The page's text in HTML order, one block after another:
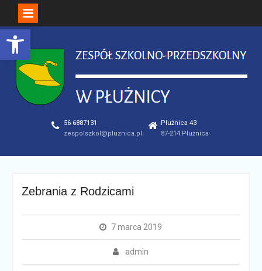
Open toolbar
Skip
to
content
56 6887131
zespolszkol@pluznica.pl
Płużnica 43
87-214 Płużnica
Zebrania z Rodzicami
7 marca 2019
admin